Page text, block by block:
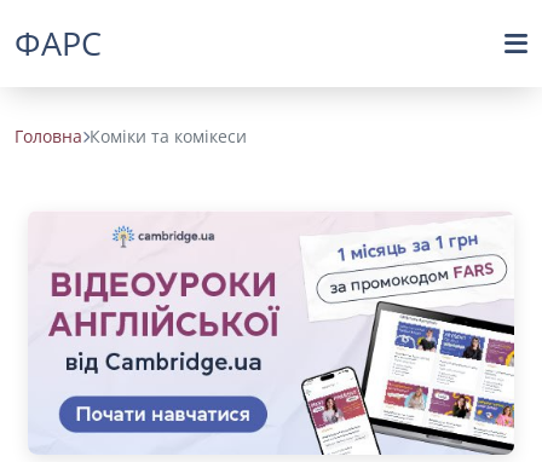
ФАРС
Головна Коміки та комікеси